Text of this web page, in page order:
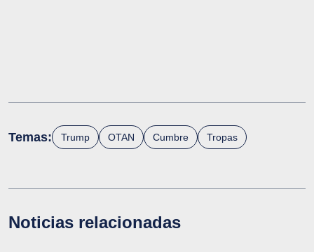
Temas: Trump OTAN Cumbre Tropas
Noticias relacionadas